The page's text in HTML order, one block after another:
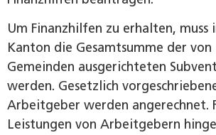
Um Finanzhilfen zu erhalten,
Kanton die Gesamtsumme der von
Gemeinden ausgerichteten
werden. Gesetzlich
Arbeitgeber werden angerechnet.
Leistungen von Arbeitgebern